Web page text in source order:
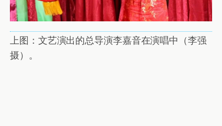
上图：文艺演出的总导演李嘉音在演唱中（李强
摄）。